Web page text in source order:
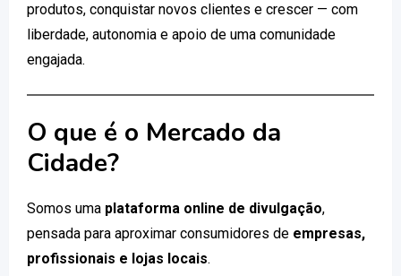
produtos, conquistar novos clientes e crescer — com
liberdade, autonomia e apoio de uma comunidade
engajada.
O que é o Mercado da
Cidade?
Somos uma plataforma online de divulgação,
pensada para aproximar consumidores de empresas,
profissionais e lojas locais.